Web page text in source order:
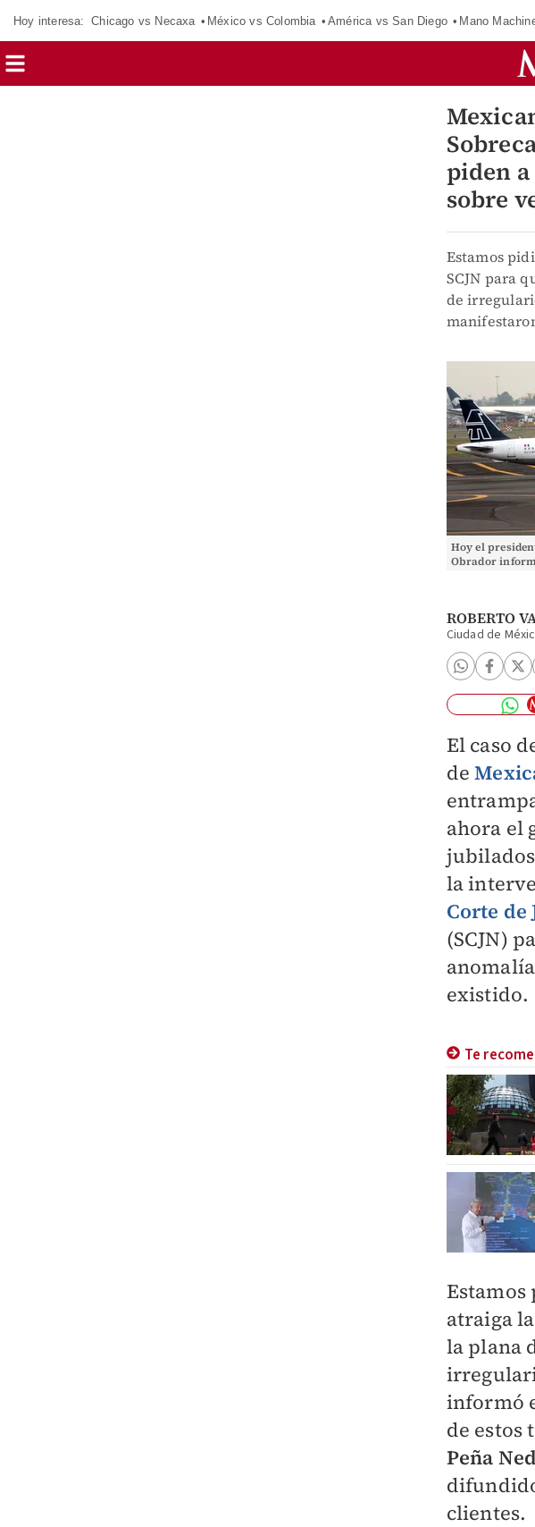
Hoy interesa: Chicago vs Necaxa México vs Colombia América vs San Diego Mano
piden a
sobre
Estamos
SCJN para
de
Hoy el
Obrador
ROBERTO
Ciudad de
El caso
de
ahora el
la
Corte de
(SCJN)
existido.
Te
Estamos
atraiga la
la plana
informó
de
Peña
clientes.